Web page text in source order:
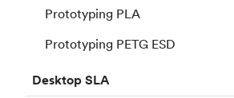
Prototyping PLA
Prototyping PETG ESD
DesktopSLA